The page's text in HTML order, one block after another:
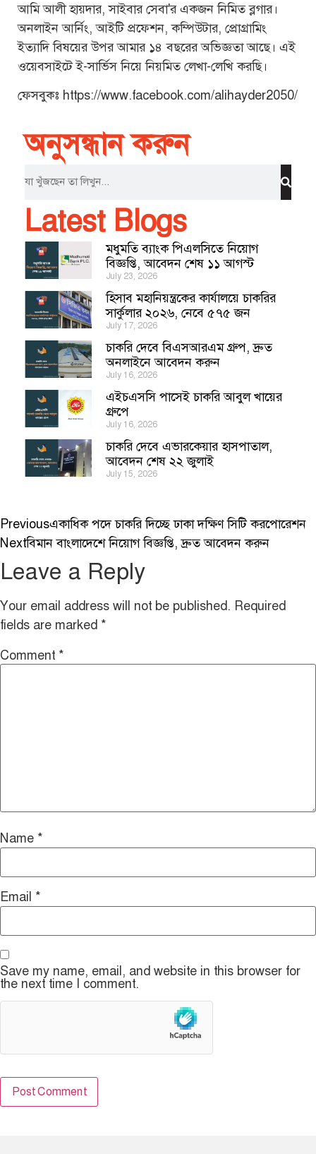
আমি আলী হায়দার, সাইবার সেবা'র একজন নিমিত ব্লগার।
অনলাইন আর্নিং, আইটি প্রফেশন, কম্পিউটার, প্রোগ্রামিং
ইত্যাদি বিষয়ের উপর আমার ১৪ বছরের অভিজ্ঞতা আছে। এই
ওয়েবসাইটে ই-সার্ভিস নিয়ে নিয়মিত লেখা-লেখি করছি।
ফেসবুকঃ https://www.facebook.com/alihayder2050/
অনুসন্ধান করুন
Latest Blogs
মধুমতি ব্যাংক পিএলসিতে নিয়োগ
বিজ্ঞপ্তি, আবেদন শেষ ১১ আগস্ট
July 23, 2026
হিসাব মহানিয়ন্ত্রকের কার্যালয়ে চাকরির
সার্কুলার ২০২৬, নেবে ৫৭৫ জন
July 17, 2026
চাকরি দেবে বিএসআরএম গ্রুপ, দ্রুত
অনলাইনে আবেদন করুন
July 16, 2026
এইচএসসি পাসেই চাকরি আবুল খায়ের
গ্রুপে
July 16, 2026
চাকরি দেবে এভারকেয়ার হাসপাতাল,
আবেদন শেষ ২২ জুলাই
July 15, 2026
Previousএকাধিক পদে চাকরি দিচ্ছে ঢাকা দক্ষিণ সিটি করপোরেশন
Nextবিমান বাংলাদেশে নিয়োগ বিজ্ঞপ্তি, দ্রুত আবেদন করুন
Leave a Reply
Your email address will not be published. Required
fields are marked *
Comment *
Name *
Email *
Save my name, email, and website in this browser for
the next time I comment.